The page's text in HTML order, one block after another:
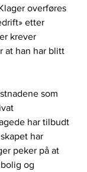
overføres
etter
krever
at han har blitt
som
har tilbudt
har
peker på at
og